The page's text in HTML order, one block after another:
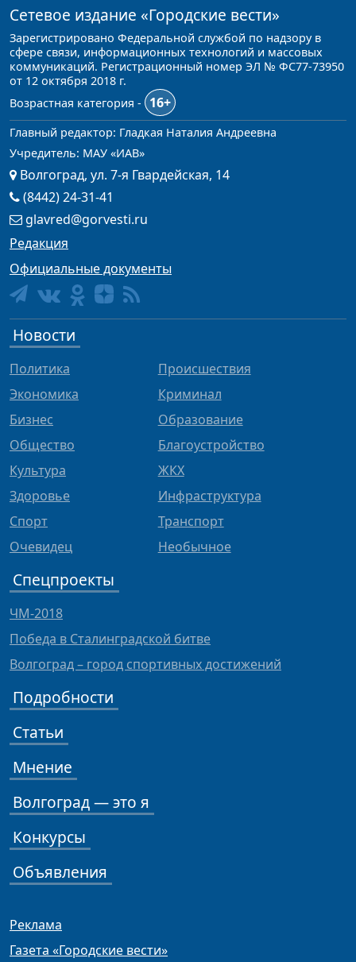
Сетевое издание «Городские вести»
Зарегистрировано Федеральной службой по надзору в
сфере связи, информационных технологий и массовых
коммуникаций. Регистрационный номер ЭЛ № ФС77-73950
от 12 октября 2018 г.
Возрастная категория -
16+
Главный редактор: Гладкая Наталия Андреевна
Учредитель: МАУ «ИАВ»
Волгоград, ул. 7-я Гвардейская, 14
(8442) 24-31-41
glavred@gorvesti.ru
Редакция
Официальные документы
Новости
Политика
Экономика
Бизнес
Общество
Культура
Здоровье
Спорт
Очевидец
Происшествия
Криминал
Образование
Благоустройство
ЖКХ
Инфраструктура
Транспорт
Необычное
Спецпроекты
ЧМ-2018
Победа в Сталинградской битве
Волгоград – город спортивных достижений
Подробности
Статьи
Мнение
Волгоград — это я
Конкурсы
Объявления
Реклама
Газета «Городские вести»